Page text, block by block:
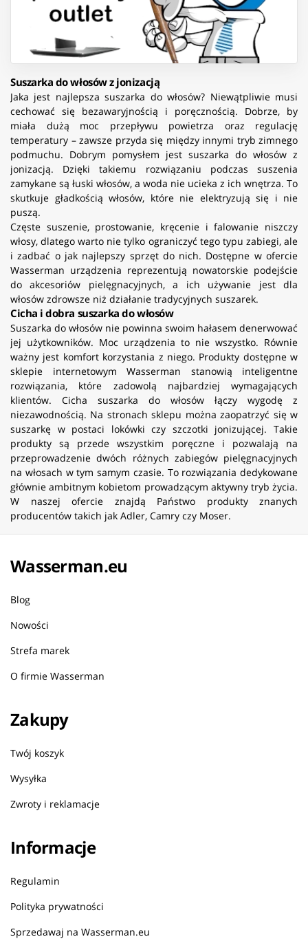
Suszarka do włosów z jonizacją
Jaka jest najlepsza suszarka do włosów? Niewątpliwie musi
cechować się bezawaryjnością i poręcznością. Dobrze, by
miała dużą moc przepływu powietrza oraz regulację
temperatury – zawsze przyda się między innymi tryb zimnego
podmuchu. Dobrym pomysłem jest suszarka do włosów z
jonizacją. Dzięki takiemu rozwiązaniu podczas suszenia
zamykane są łuski włosów, a woda nie ucieka z ich wnętrza. To
skutkuje gładkością włosów, które nie elektryzują się i nie
puszą.
Częste suszenie, prostowanie, kręcenie i falowanie niszczy
włosy, dlatego warto nie tylko ograniczyć tego typu zabiegi, ale
i zadbać o jak najlepszy sprzęt do nich. Dostępne w ofercie
Wasserman urządzenia reprezentują nowatorskie podejście
do akcesoriów pielęgnacyjnych, a ich używanie jest dla
włosów zdrowsze niż działanie tradycyjnych suszarek.
Cicha i dobra suszarka do włosów
Suszarka do włosów nie powinna swoim hałasem denerwować
jej użytkowników. Moc urządzenia to nie wszystko. Równie
ważny jest komfort korzystania z niego. Produkty dostępne w
sklepie internetowym Wasserman stanowią inteligentne
rozwiązania, które zadowolą najbardziej wymagających
klientów. Cicha suszarka do włosów łączy wygodę z
niezawodnością. Na stronach sklepu można zaopatrzyć się w
suszarkę w postaci lokówki czy szczotki jonizującej. Takie
produkty są przede wszystkim poręczne i pozwalają na
przeprowadzenie dwóch różnych zabiegów pielęgnacyjnych
na włosach w tym samym czasie. To rozwiązania dedykowane
głównie ambitnym kobietom prowadzącym aktywny tryb życia.
W naszej ofercie znajdą Państwo produkty znanych
producentów takich jak Adler, Camry czy Moser.
Wasserman.eu
Blog
Nowości
Strefa marek
O firmie Wasserman
Zakupy
Twój koszyk
Wysyłka
Zwroty i reklamacje
Informacje
Regulamin
Polityka prywatności
Sprzedawaj na Wasserman.eu